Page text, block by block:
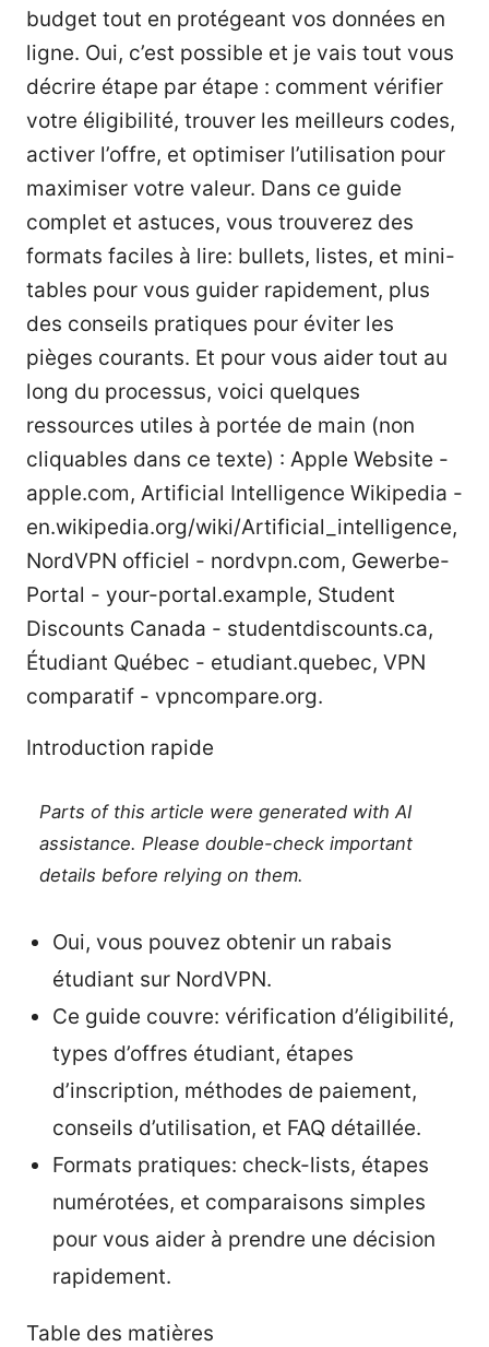
budget tout en protégeant vos données en
ligne. Oui, c’est possible et je vais tout vous
décrire étape par étape : comment vérifier
votre éligibilité, trouver les meilleurs codes,
activer l’offre, et optimiser l’utilisation pour
maximiser votre valeur. Dans ce guide
complet et astuces, vous trouverez des
formats faciles à lire: bullets, listes, et mini-
tables pour vous guider rapidement, plus
des conseils pratiques pour éviter les
pièges courants. Et pour vous aider tout au
long du processus, voici quelques
ressources utiles à portée de main (non
cliquables dans ce texte) : Apple Website -
apple.com, Artificial Intelligence Wikipedia -
en.wikipedia.org/wiki/Artificial_intelligence,
NordVPN officiel - nordvpn.com, Gewerbe-
Portal - your-portal.example, Student
Discounts Canada - studentdiscounts.ca,
Étudiant Québec - etudiant.quebec, VPN
comparatif - vpncompare.org.
Introduction rapide
Parts of this article were generated with AI
assistance. Please double-check important
details before relying on them.
Oui, vous pouvez obtenir un rabais
étudiant sur NordVPN.
Ce guide couvre: vérification d’éligibilité,
types d’offres étudiant, étapes
d’inscription, méthodes de paiement,
conseils d’utilisation, et FAQ détaillée.
Formats pratiques: check-lists, étapes
numérotées, et comparaisons simples
pour vous aider à prendre une décision
rapidement.
Table des matières